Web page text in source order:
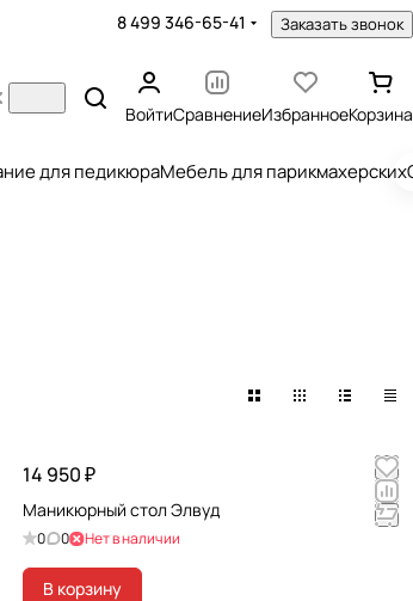
8 499 346-65-41 Заказать звонок
ВойтиСравнениеИзбранноеКорзина
для педикюраМебель для парикмахерских
14 950 ₽
Маникюрный стол Элвуд
0 0 Нет в наличии
В корзину